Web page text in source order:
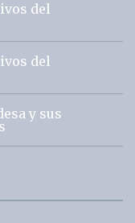
del
del
y sus